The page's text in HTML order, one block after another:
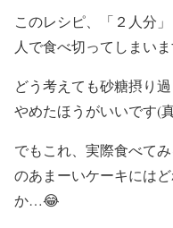
このレシピ、「２人分
人で食べ切ってしまい
どう考えても砂糖摂り
やめたほうがいいです(
でもこれ、実際食べて
のあまーいケーキには
か…😂